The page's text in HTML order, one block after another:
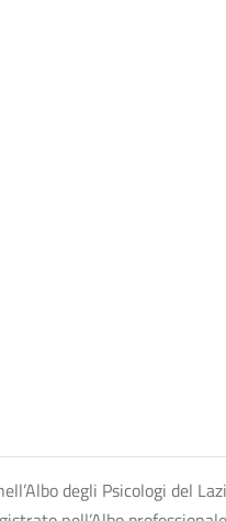
degli Psicologi del